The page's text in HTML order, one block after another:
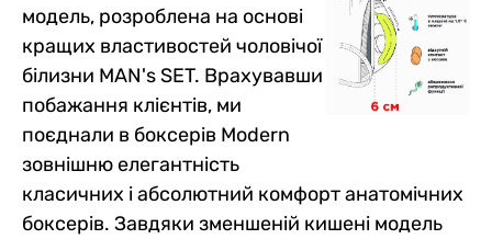
модель, розроблена на основі
кращих властивостей чоловічої
білизни MAN's SET. Врахувавши
побажання клієнтів, ми
поєднали в боксерів Modern
зовнішню елегантність
класичних і абсолютний комфорт анатомічних
боксерів. Завдяки зменшеній кишені модель